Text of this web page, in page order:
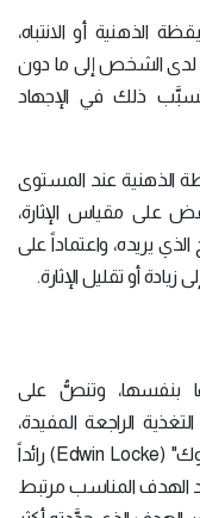
الذهنية أو الانتباه،
لدى الشخص إلى ما دون
ذلك في الإجهاد
الذهنية عند المستوى
على مقياس الإثارة،
يريده، واعتماداً على
أو تقليل الإثارة.
بنفسها، وتنصُّ على
الراجعة المفيدة،
تؤدي إلى مزيد من التحفيز؛ إذ كان "إدوين لوك" (Edwin Locke) رائداً
الهدف المناسب مرتبط